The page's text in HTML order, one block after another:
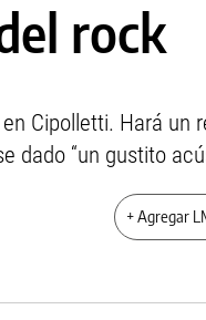
rock
Cipolletti. Hará un
dado “un gustito
+ Agregar